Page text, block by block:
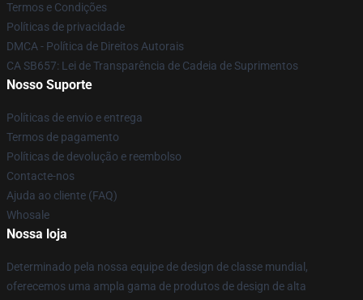
Termos e Condições
Políticas de privacidade
DMCA - Política de Direitos Autorais
CA SB657: Lei de Transparência de Cadeia de Suprimentos
Nosso Suporte
Políticas de envio e entrega
Termos de pagamento
Políticas de devolução e reembolso
Contacte-nos
Ajuda ao cliente (FAQ)
Whosale
Nossa loja
Determinado pela nossa equipe de design de classe mundial,
oferecemos uma ampla gama de produtos de design de alta